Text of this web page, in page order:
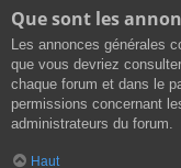
Que sont les
Les annonces générales
que vous devriez
chaque forum et dans le
permissions concernant
administrateurs du forum.
Haut